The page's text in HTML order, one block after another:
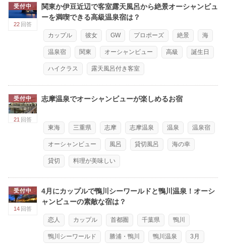
受付中
22 回答
関東か伊豆近辺で客室露天風呂から絶景オーシャンビュ
ーを満喫できる高級温泉宿は？
カップル 彼女 GW プロポーズ 絶景 海
温泉宿 関東 オーシャンビュー 高級 誕生日
ハイクラス 露天風呂付き客室
受付中
21 回答
志摩温泉でオーシャンビューが楽しめるお宿
東海 三重県 志摩 志摩温泉 温泉 温泉宿
オーシャンビュー 風呂 貸切風呂 海の幸
貸切 料理が美味しい
受付中
14 回答
4月にカップルで鴨川シーワールドと鴨川温泉！オーシ
ャンビューの素敵な宿は？
恋人 カップル 首都圏 千葉県 鴨川
鴨川シーワールド 勝浦・鴨川 鴨川温泉 3月